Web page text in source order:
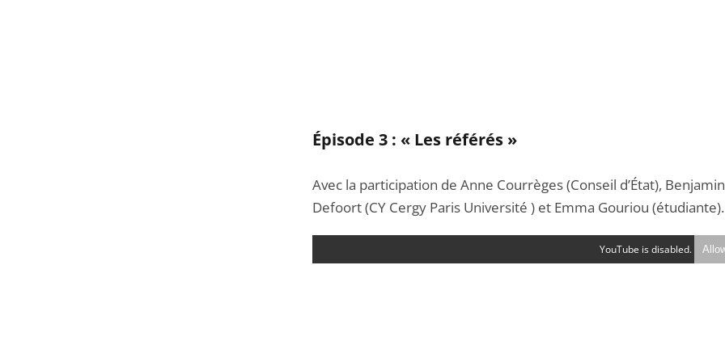
Épisode 3 : « Les référés »
Avec la participation de Anne Courrèges (Conseil d’État), Benjamin
Defoort (CY Cergy Paris Université ) et Emma Gouriou (étudiante).
YouTube is disabled.